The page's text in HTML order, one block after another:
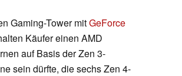
Gaming-Tower mitGeForce
Käufer einen AMD
auf Basis der Zen 3-
sein dürfte, die sechs Zen 4-